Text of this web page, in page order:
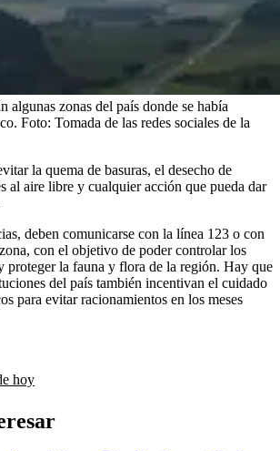
algunas zonas del país donde se había
Foto: Tomada de las redes sociales de la
la quema de basuras, el desecho de
al aire libre y cualquier acción que pueda dar
deben comunicarse con la línea 123 o con
con el objetivo de poder controlar los
proteger la fauna y flora de la región. Hay que
del país también incentivan el cuidado
para evitar racionamientos en los meses
hoy